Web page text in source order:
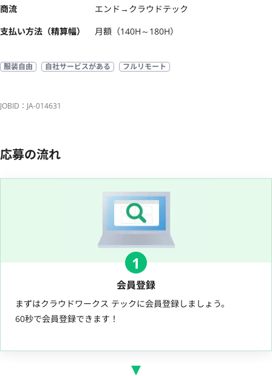
商流
エンド→クラウドテック
支払い方法（精算幅）
月額（140H～180H）
服装自由 自社サービスがある フルリモート
JOBID：JA-014631
応募の流れ
1
会員登録
まずはクラウドワークス テックに会員登録しましょう。
60秒で会員登録できます！